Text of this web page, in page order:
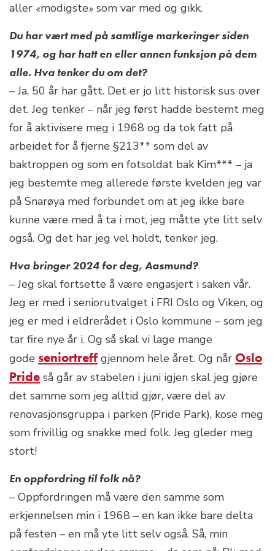
aller «modigste» som var med og gikk.
Du har vært med på samtlige markeringer siden
1974, og har hatt en eller annen funksjon på dem
alle. Hva tenker du om det?
– Ja, 50 år har gått. Det er jo litt historisk sus over
det. Jeg tenker – når jeg først hadde bestemt meg
for å aktivisere meg i 1968 og da tok fatt på
arbeidet for å fjerne §213** som del av
baktroppen og som en fotsoldat bak Kim*** – ja
jeg bestemte meg allerede første kvelden jeg var
på Snarøya med forbundet om at jeg ikke bare
kunne være med å ta i mot, jeg måtte yte litt selv
også. Og det har jeg vel holdt, tenker jeg.
Hva bringer 2024 for deg, Aasmund?
– Jeg skal fortsette å være engasjert i saken vår.
Jeg er med i seniorutvalget i FRI Oslo og Viken, og
jeg er med i eldrerådet i Oslo kommune – som jeg
tar fire nye år i. Og så skal vi lage mange
gode seniortreff gjennom hele året. Og når Oslo
Pride så går av stabelen i juni igjen skal jeg gjøre
det samme som jeg alltid gjør, være del av
renovasjonsgruppa i parken (Pride Park), kose meg
som frivillig og snakke med folk. Jeg gleder meg
stort!
En oppfordring til folk nå?
– Oppfordringen må være den samme som
erkjennelsen min i 1968 – en kan ikke bare delta
på festen – en må yte litt selv også. Så, min